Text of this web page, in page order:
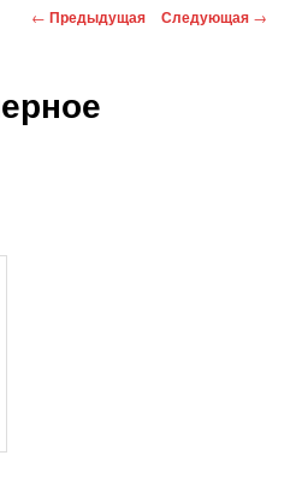
Навигация
← Предыдущая Следующая →